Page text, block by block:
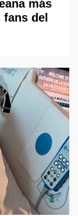
más
del